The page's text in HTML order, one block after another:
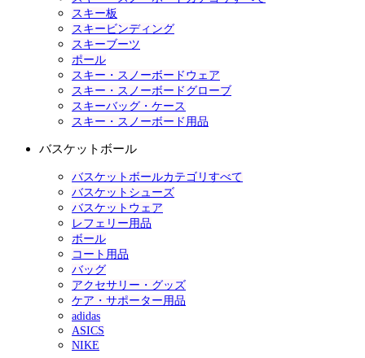
スキー板
スキービンディング
スキーブーツ
ポール
スキー・スノーボードウェア
スキー・スノーボードグローブ
スキーバッグ・ケース
スキー・スノーボード用品
バスケットボール
バスケットボールカテゴリすべて
バスケットシューズ
バスケットウェア
レフェリー用品
ボール
コート用品
バッグ
アクセサリー・グッズ
ケア・サポーター用品
adidas
ASICS
NIKE